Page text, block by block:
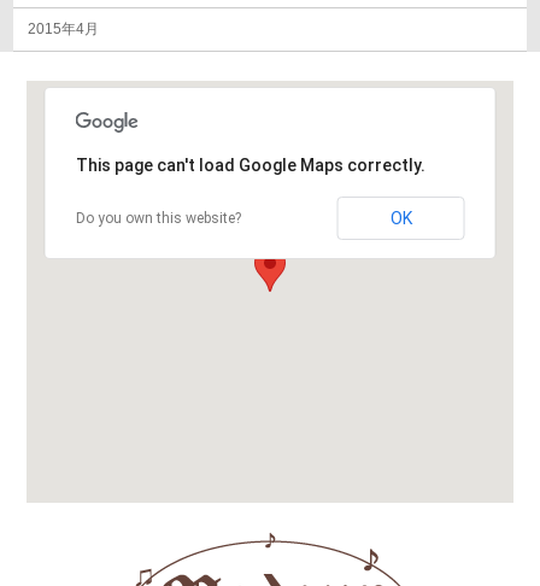
2015年4月
This page can't load Google Maps correctly.
Do you own this website? OK